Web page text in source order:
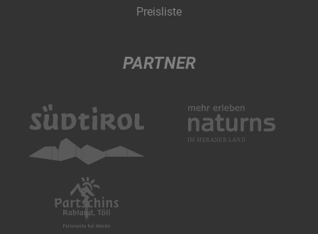
Preisliste
PARTNER